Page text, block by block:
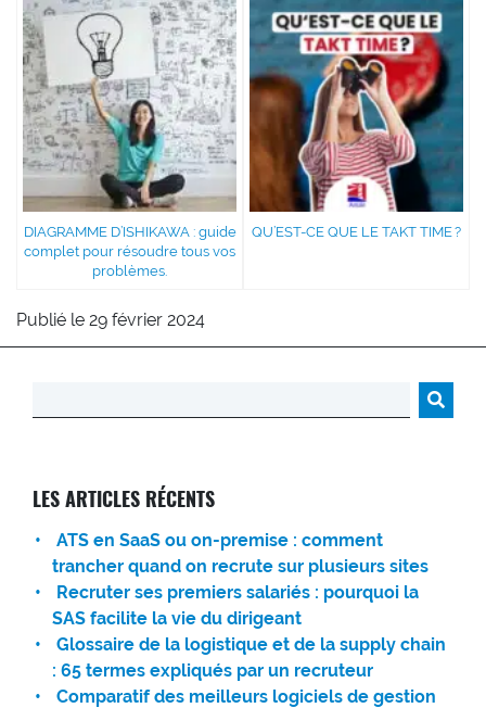
DIAGRAMME D’ISHIKAWA : guide
complet pour résoudre tous vos
problèmes.
QU’EST-CE QUE LE TAKT TIME ?
Publié le 29 février 2024
LES ARTICLES RÉCENTS
ATS en SaaS ou on-premise : comment
trancher quand on recrute sur plusieurs sites
Recruter ses premiers salariés : pourquoi la
SAS facilite la vie du dirigeant
Glossaire de la logistique et de la supply chain
: 65 termes expliqués par un recruteur
Comparatif des meilleurs logiciels de gestion